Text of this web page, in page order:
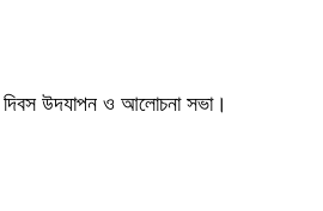
উদযাপন ও আলোচনা সভা।